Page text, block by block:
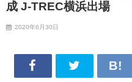
成 J-TREC横浜出場
2020年6月30日